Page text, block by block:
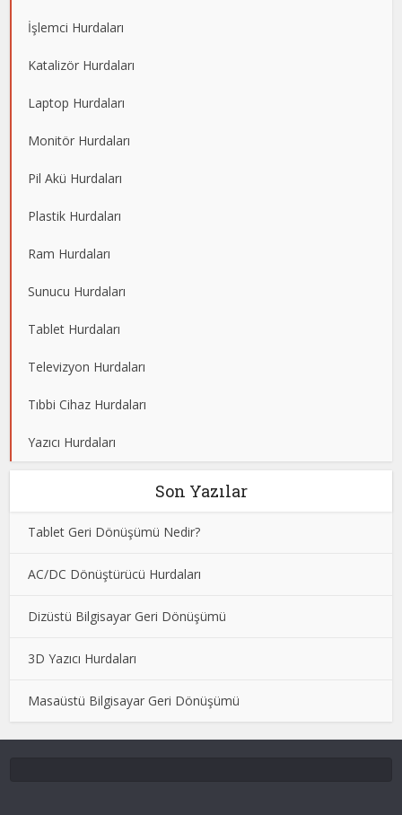
İşlemci Hurdaları
Katalizör Hurdaları
Laptop Hurdaları
Monitör Hurdaları
Pil Akü Hurdaları
Plastik Hurdaları
Ram Hurdaları
Sunucu Hurdaları
Tablet Hurdaları
Televizyon Hurdaları
Tıbbi Cihaz Hurdaları
Yazıcı Hurdaları
Son Yazılar
Tablet Geri Dönüşümü Nedir?
AC/DC Dönüştürücü Hurdaları
Dizüstü Bilgisayar Geri Dönüşümü
3D Yazıcı Hurdaları
Masaüstü Bilgisayar Geri Dönüşümü